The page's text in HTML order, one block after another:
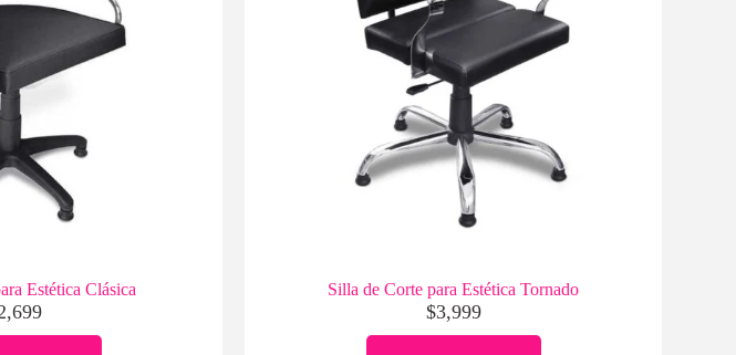
Estética Clásica Silla de Corte para Estética Tornado
$3,999